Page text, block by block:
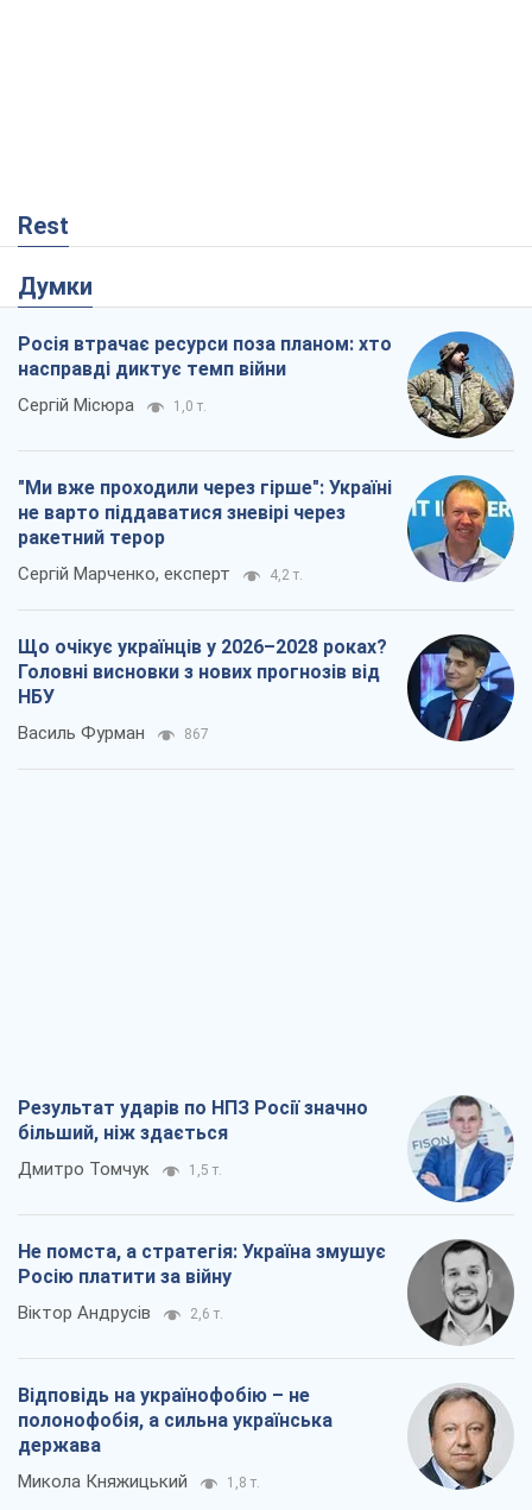
Rest
Думки
Росія втрачає ресурси поза планом: хто
насправді диктує темп війни
Сергій Місюра 1,0 т.
"Ми вже проходили через гірше": Україні
не варто піддаватися зневірі через
ракетний терор
Сергій Марченко, експерт 4,2 т.
Що очікує українців у 2026–2028 роках?
Головні висновки з нових прогнозів від
НБУ
Василь Фурман 867
Результат ударів по НПЗ Росії значно
більший, ніж здається
Дмитро Томчук 1,5 т.
Не помста, а стратегія: Україна змушує
Росію платити за війну
Віктор Андрусів 2,6 т.
Відповідь на українофобію – не
полонофобія, а сильна українська
держава
Микола Княжицький 1,8 т.